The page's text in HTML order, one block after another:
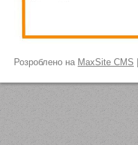
Розроблено на MaxSite CMS